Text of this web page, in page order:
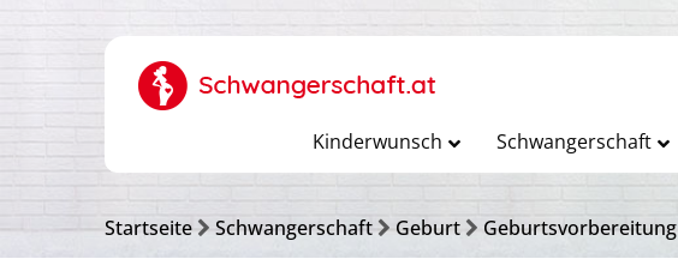
Kinderwunsch Schwangerschaft
Startseite Schwangerschaft Geburt Geburtsvorbereitung